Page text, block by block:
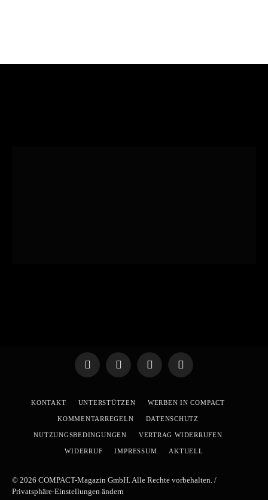
TelegramWhatsApp
X
YouTube
KONTAKT UNTERSTÜTZEN WERBEN IN COMPACT
KOMMENTARREGELN DATENSCHUTZ
NUTZUNGSBEDINGUNGEN VERTRAG WIDERRUFEN
WIDERRUF IMPRESSUM AKTUELL
© 2026 COMPACT-Magazin GmbH. Alle Rechte vorbehalten. /
Privatsphäre-Einstellungen ändern